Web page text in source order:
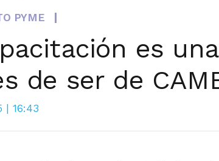
PYME
es
de ser de
| 16:43